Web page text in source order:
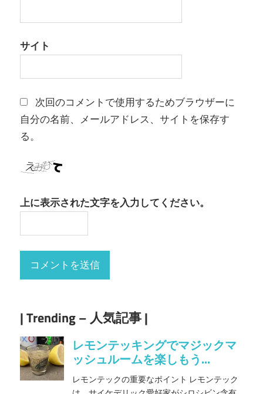
サイト
次回のコメントで使用するためブラウザーに
自分の名前、メールアドレス、サイトを保存す
る。
上に表示された文字を入力してください。
| Trending – 人気記事 |